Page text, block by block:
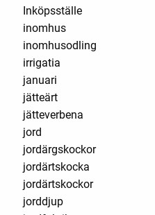
Inköpsställe
inomhus
inomhusodling
irrigatia
januari
jätteärt
jätteverbena
jord
jordärgskockor
jordärtskocka
jordärtskockor
jorddjup